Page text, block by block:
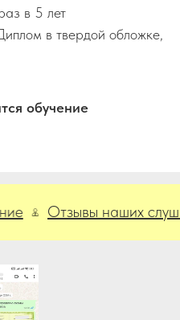
в 5 лет
в твердой обложке,
обучение
Отзывы наших